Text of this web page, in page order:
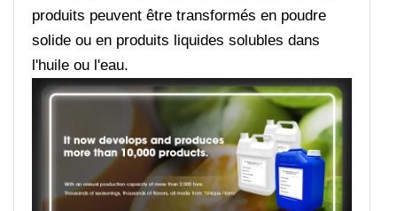
produits peuvent être transformés en poudre
solide ou en produits liquides solubles dans
l'huile ou l'eau.